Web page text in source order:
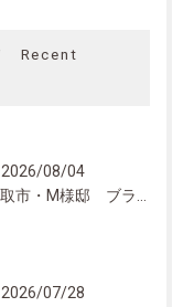
Recent
2026/08/04
2026/07/28